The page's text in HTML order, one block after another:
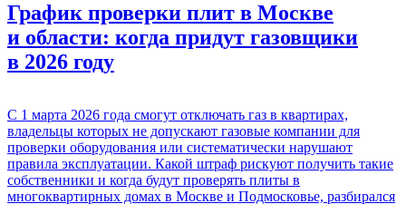
График проверки плит в Москве
и области: когда придут газовщики
в 2026 году
С 1 марта 2026 года смогут отключать газ в квартирах,
владельцы которых не допускают газовые компании для
проверки оборудования или систематически нарушают
правила эксплуатации. Какой штраф рискуют получить такие
собственники и когда будут проверять плиты в
многоквартирных домах в Москве и Подмосковье, разбирался